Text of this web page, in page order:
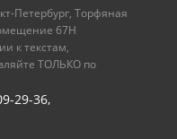
Петербург, Торфяная
67Н
к текстам,
ТОЛЬКО по
29-36,